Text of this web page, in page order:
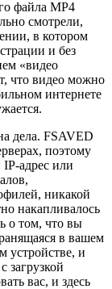
файла MP4
смотрели,
в котором
и без
«видео
что видео можно
интернете
дела. FSAVED
поэтому
адрес или
никакой
накапливалось
о том, что вы
в вашем
устройстве, и
загрузкой
вас, и здесь